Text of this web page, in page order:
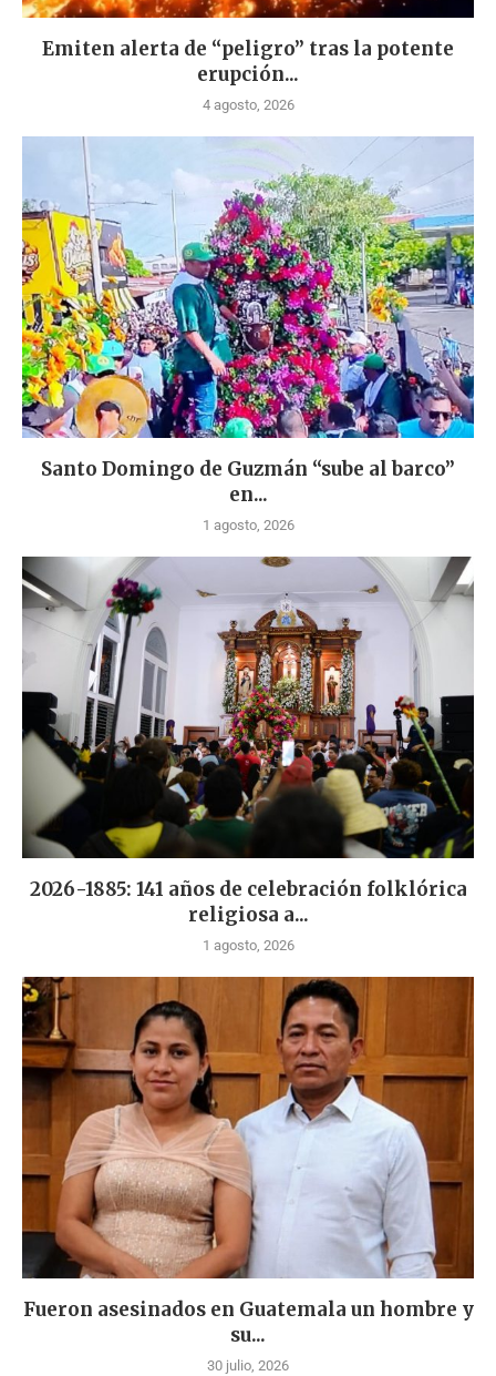
Emiten alerta de “peligro” tras la potente
erupción...
4 agosto, 2026
Santo Domingo de Guzmán “sube al barco”
en...
1 agosto, 2026
2026-1885: 141 años de celebración folklórica
religiosa a...
1 agosto, 2026
Fueron asesinados en Guatemala un hombre y
su...
30 julio, 2026